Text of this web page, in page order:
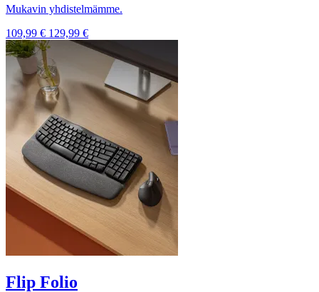
Mukavin yhdistelmämme.
109,99 € 129,99 €
Flip Folio